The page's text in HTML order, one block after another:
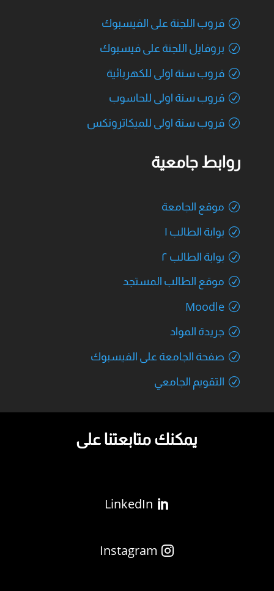
قروب اللجنة على الفيسبوك
بروفايل اللجنة على فيسبوك
قروب سنة اولى للكهربائية
قروب سنة اولى للحاسوب
قروب سنة اولى للميكاترونكس
موقع الجامعة
بوابة الطالب ١
بوابة الطالب ٢
موقع الطالب المستجد
Moodle
جريدة المواد
صفحة الجامعة على الفيسبوك
التقويم الجامعي
يمكنك متابعتنا على
LinkedIn
Instagram